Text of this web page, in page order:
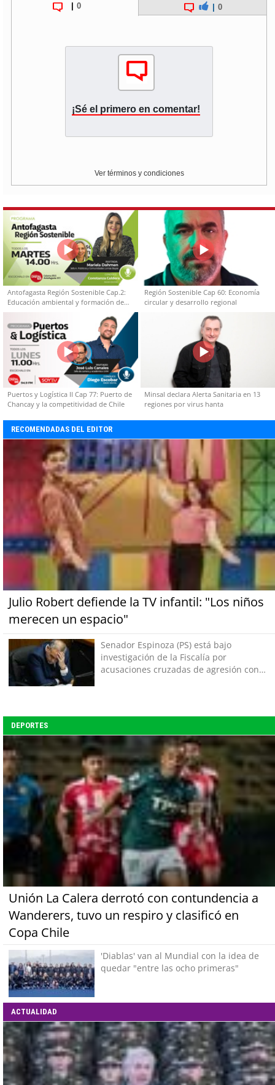
0 0
¡Sé el primero en comentar!
Ver términos y condiciones
Antofagasta Región Sostenible Cap.2:
Educación ambiental y formación de
capacidades técnicas
Región Sostenible Cap 60: Economía
circular y desarrollo regional
Puertos y Logística II Cap 77: Puerto de
Chancay y la competitividad de Chile
Minsal declara Alerta Sanitaria en 13
regiones por virus hanta
RECOMENDADAS DEL EDITOR
Julio Robert defiende la TV infantil: "Los niños
merecen un espacio"
Senador Espinoza (PS) está bajo
investigación de la Fiscalía por
acusaciones cruzadas de agresión con
DEPORTES
Unión La Calera derrotó con contundencia a
Wanderers, tuvo un respiro y clasificó en
Copa Chile
'Diablas' van al Mundial con la idea de
quedar "entre las ocho primeras"
ACTUALIDAD